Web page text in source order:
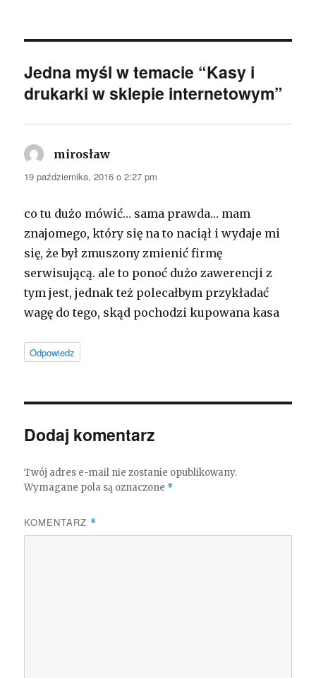
Jedna myśl w temacie “Kasy i
drukarki w sklepie internetowym”
mirosław
19 października, 2016 o 2:27 pm
co tu dużo mówić… sama prawda… mam
znajomego, który się na to naciął i wydaje mi
się, że był zmuszony zmienić firmę
serwisującą. ale to ponoć dużo zawerencji z
tym jest, jednak też polecałbym przykładać
wagę do tego, skąd pochodzi kupowana kasa
Odpowiedz
Dodaj komentarz
Twój adres e-mail nie zostanie opublikowany.
Wymagane pola są oznaczone *
KOMENTARZ *